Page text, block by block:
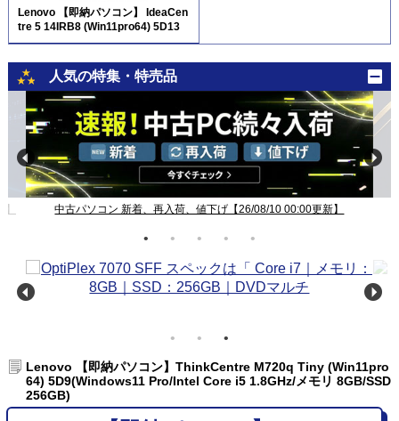
Lenovo 【即納パソコン】 IdeaCen
tre 5 14IRB8 (Win11pro64) 5D13
人気の特集・特売品
中古パソコン 新着、再入荷、値下げ【26/08/10 00:00更新】
Lenovo 【即納パソコン】ThinkCentre M720q Tiny (Win11pro
64) 5D9(Windows11 Pro/Intel Core i5 1.8GHz/メモリ 8GB/SSD
256GB)